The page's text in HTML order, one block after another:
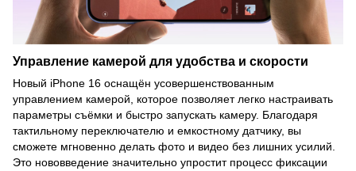
Управление камерой для удобства и скорости
Новый iPhone 16 оснащён усовершенствованным
управлением камерой, которое позволяет легко настраивать
параметры съёмки и быстро запускать камеру. Благодаря
тактильному переключателю и емкостному датчику, вы
сможете мгновенно делать фото и видео без лишних усилий.
Это нововведение значительно упростит процесс фиксации